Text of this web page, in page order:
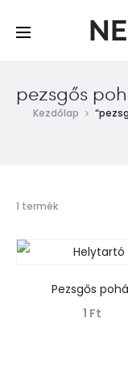
pezsgős
Kezdőlap
1 termékÖsszesen
Pezsgős
1 Ft